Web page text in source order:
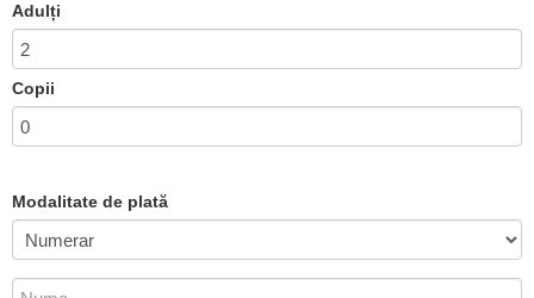
Adulți
Copii
Modalitate de plată